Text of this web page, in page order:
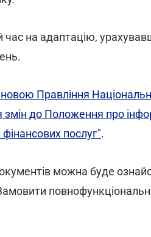
на адаптацію,
Правління
до Положення про
послуг".
можна буде